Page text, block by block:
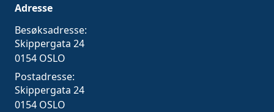
Adresse
Besøksadresse:
Skippergata 24
0154 OSLO
Postadresse:
Skippergata 24
0154 OSLO